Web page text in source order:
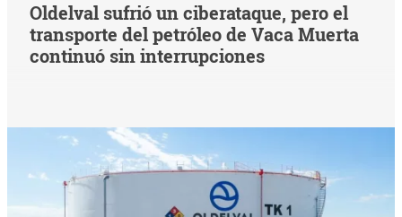
Oldelval sufrió un ciberataque, pero el
transporte del petróleo de Vaca Muerta
continuó sin interrupciones